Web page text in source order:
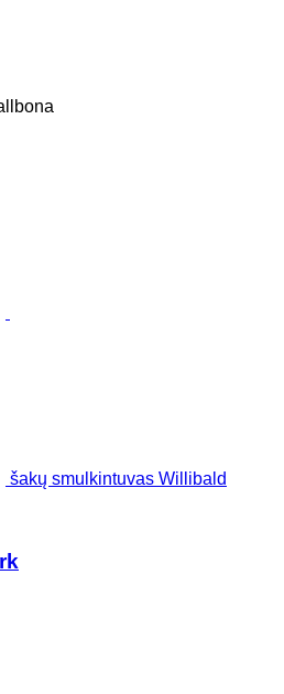
šakų smulkintuvas Willibald